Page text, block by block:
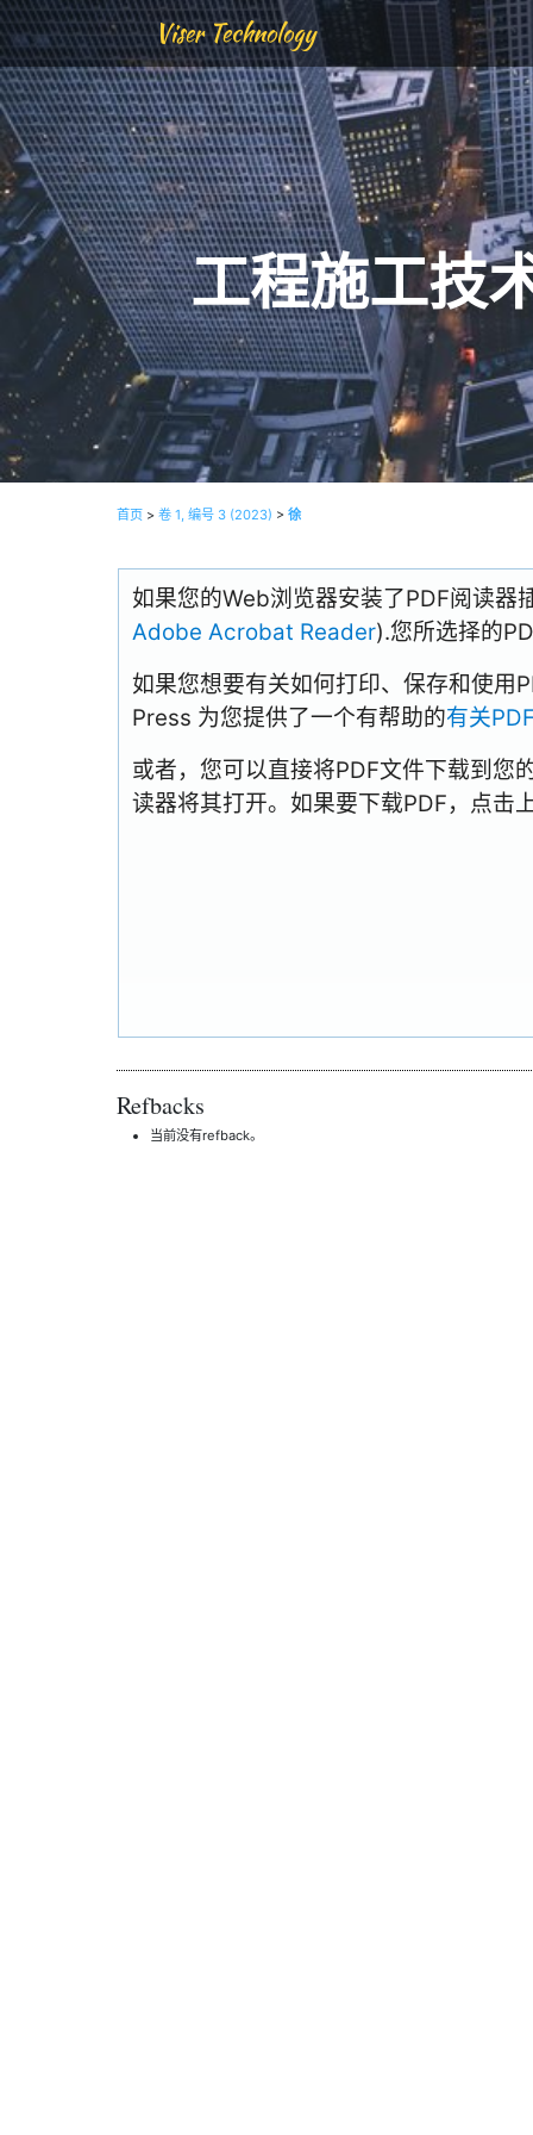
Viser Technology
工程施工技
首页 > 卷 1, 编号 3 (2023) > 徐
如果您的Web浏览器安装了PDF阅读器
Adobe Acrobat Reader).您所选择的
如果您想要有关如何打印、保存和使用
Press 为您提供了一个有帮助的有关
或者，您可以直接将PDF文件下载到您
读器将其打开。如果要下载PDF，点击
Refbacks
当前没有refback。